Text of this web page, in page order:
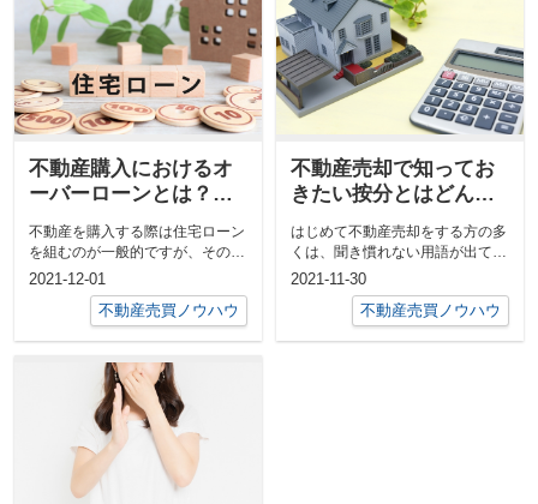
不動産購入におけるオ
ーバーローンとは？注
意点とリスクを解説
不動産を購入する際は住宅ローン
を組むのが一般的ですが、そのな
かでも「オーバーローン」を検討
する方もい...
2021-12-01
不動産売買ノウハウ
不動産売却で知ってお
きたい按分とはどんな
意味？
はじめて不動産売却をする方の多
くは、聞き慣れない用語が出てく
るので戸惑うことがあると思いま
す。そんな...
2021-11-30
不動産売買ノウハウ